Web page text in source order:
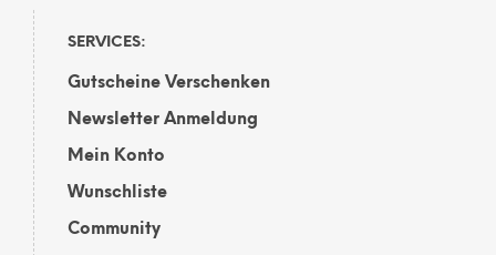
SERVICES:
Gutscheine Verschenken
Newsletter Anmeldung
Mein Konto
Wunschliste
Community